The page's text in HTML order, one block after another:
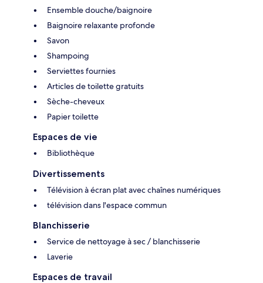
Ensemble douche/baignoire
Baignoire relaxante profonde
Savon
Shampoing
Serviettes fournies
Articles de toilette gratuits
Sèche-cheveux
Papier toilette
Espaces de vie
Bibliothèque
Divertissements
Télévision à écran plat avec chaînes numériques
télévision dans l'espace commun
Blanchisserie
Service de nettoyage à sec / blanchisserie
Laverie
Espaces de travail